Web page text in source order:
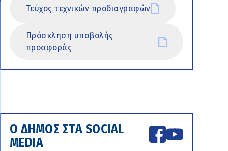
Τεύχος τεχνικών προδιαγραφών
Πρόσκληση υποβολής
προσφοράς
Ο ΔΗΜΟΣ ΣΤΑ SOCIAL
MEDIA